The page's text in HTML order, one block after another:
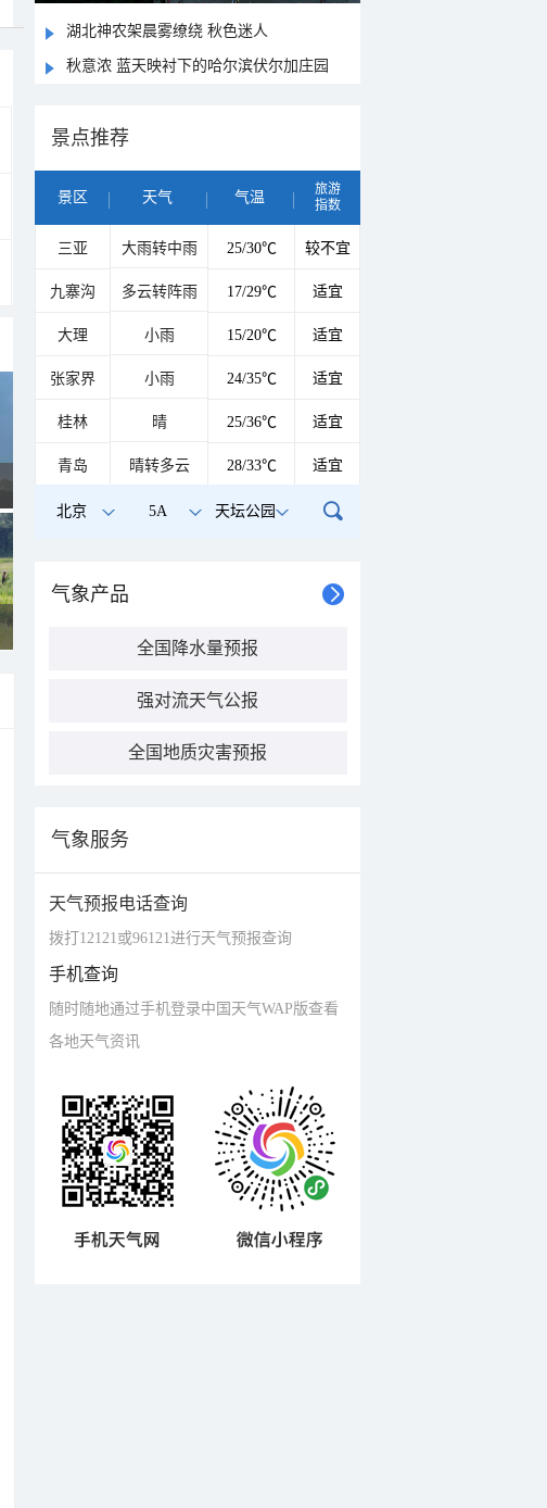
湖北神农架晨雾缭绕 秋色迷人
秋意浓 蓝天映衬下的哈尔滨伏尔加庄园
景点推荐
景区 天气 气温
旅游
指数
三亚 大雨转中雨 25/30℃ 较不宜
九寨沟 多云转阵雨 17/29℃ 适宜
大理 小雨 15/20℃ 适宜
张家界 小雨 24/35℃ 适宜
桂林 晴 25/36℃ 适宜
青岛 晴转多云 28/33℃ 适宜
北京 5A 天坛公园
气象产品
全国降水量预报
强对流天气公报
全国地质灾害预报
气象服务
天气预报电话查询
拨打12121或96121进行天气预报查询
手机查询
随时随地通过手机登录中国天气WAP版查看
各地天气资讯